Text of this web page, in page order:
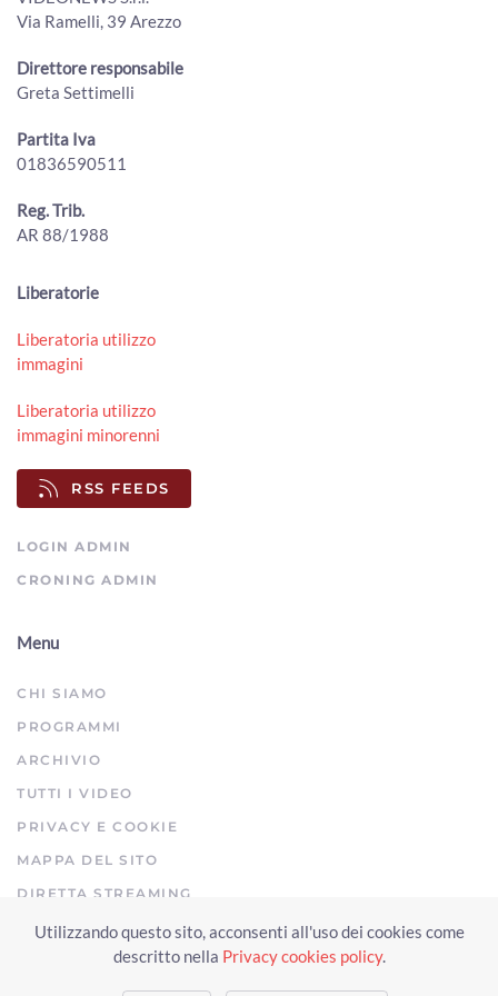
ArezzoTV
Sangue, l'appello di Avis e Giani: “Anche d'estate donare è
un gesto che salva la vita”
00:01:25 - Lunedì, 03 Agosto 2026
Cortona, all’eremo de Le Celle la scultura San Francesco e
00:02:18 - Sabato, 01 Agosto 2026
ArezzoTV
Lucacci (Fdi): "giornalisti danno notizie false e infondate".
La lettera dell'Odg "inaccettabile"
00:01:50 - Venerdì, 31 Luglio 2026
Via Ramelli, 39 Arezzo
Direttore responsabile
Greta Settimelli
Partita Iva
01836590511
Reg. Trib.
AR 88/1988
Liberatorie
Liberatoria utilizzo
immagini
Liberatoria utilizzo
immagini minorenni
RSS FEEDS
LOGIN ADMIN
CRONING ADMIN
Menu
CHI SIAMO
PROGRAMMI
ARCHIVIO
TUTTI I VIDEO
PRIVACY E COOKIE
MAPPA DEL SITO
DIRETTA STREAMING
Copyright © 2023 Arezzo TV. Tutti i diritti riservati.
Utilizzando questo sito, acconsenti all'uso dei cookies come
descritto nella Privacy cookies policy.